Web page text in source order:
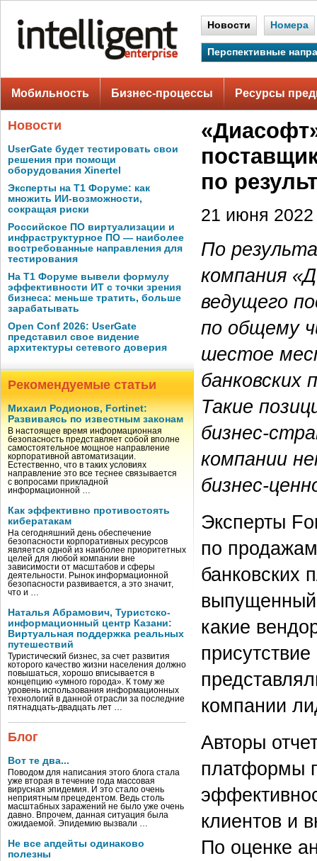
Новости Номера
Перспективные
Мобильность Бизнес-процессы Ресурсы
Новости
UserGate будет тестировать свои
решения при помощи
оборудования Xinertel
Эксперты на Т1 Форуме: как
множить ИИ-возможности,
сокращая риски
Российское ПО виртуализации и
инфраструктурное ПО — наиболее
востребованные направления для
тестирования
На Т1 Форуме вывели формулу
эффективности ИТ с точки зрения
бизнеса: меньше тратить, больше
зарабатывать
Open Conf 2026: UserGate
представил свое видение
архитектуры сетевого доверия
Рекомендуемые статьи
Михаил Родионов, Fortinet:
Развиваясь по известным законам
В настоящее время информационная
безопасность представляет собой вполне
самостоятельное мощное направление
корпоративной автоматизации.
Естественно, что в таких условиях
направление это все теснее связывается
с вопросами прикладной
информационной …
Как эффективно противостоять
кибератакам
На сегодняшний день обеспечение
безопасности корпоративных ресурсов
является одной из наиболее приоритетных
целей для любой компании вне
зависимости от масштабов и сферы
деятельности. Рынок информационной
безопасности развивается, а это значит,
что и …
Наталья Абрамович, Туристско-
информационный центр Казани:
Виртуальная поддержка реальных
путешествий
Туристический бизнес, за счет развития
которого качество жизни населения должно
повышаться, хорошо вписывается в
концепцию «умного города». К тому же
уровень использования информационных
технологий в данной отрасли за последние
пятнадцать-двадцать лет …
Блог
Вот те два...
Поводом для написания этого блога стала
уже вторая в течение года массовая
вирусная эпидемия. И это стало очень
неприятным прецедентом. Ведь столь
масштабных заражений не было уже очень
давно. Впрочем, данная ситуация была
ожидаемой. Эпидемию вызвали …
Не все апдейты одинаково
полезны
по
21 июня 2022
По
компания
ведущего
по общему
шестое
Такие
бизнес-
компании
бизнес-
Эксперты
по
банковских
выпущенный
какие
компании
Авторы
платформы
клиентов и
По оценке